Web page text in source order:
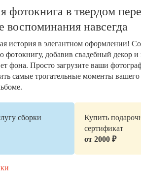
фотокнига в твердом
воспоминания навсегда
история в элегантном оформлении!
фотокнигу, добавив свадебный декор и
фона. Просто загрузите ваши
самые трогательные моменты вашего
сборки
Купить
сертификат
от 2000 ₽